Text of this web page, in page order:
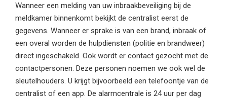
Wanneer een melding van uw inbraakbeveiliging bij de
meldkamer binnenkomt bekijkt de centralist eerst de
gegevens. Wanneer er sprake is van een brand, inbraak of
een overal worden de hulpdiensten (politie en brandweer)
direct ingeschakeld. Ook wordt er contact gezocht met de
contactpersonen. Deze personen noemen we ook wel de
sleutelhouders. U krijgt bijvoorbeeld een telefoontje van de
centralist of een app. De alarmcentrale is 24 uur per dag